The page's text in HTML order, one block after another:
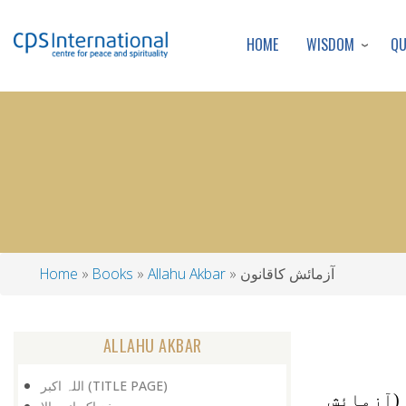
HOME WISDOM
Home Books Allahu Akbar آزمائش کاقانون
ALLAHU AKBAR
اللہ اکبر (TITLE PAGE)
(آزمائش